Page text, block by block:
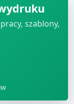
szablony,